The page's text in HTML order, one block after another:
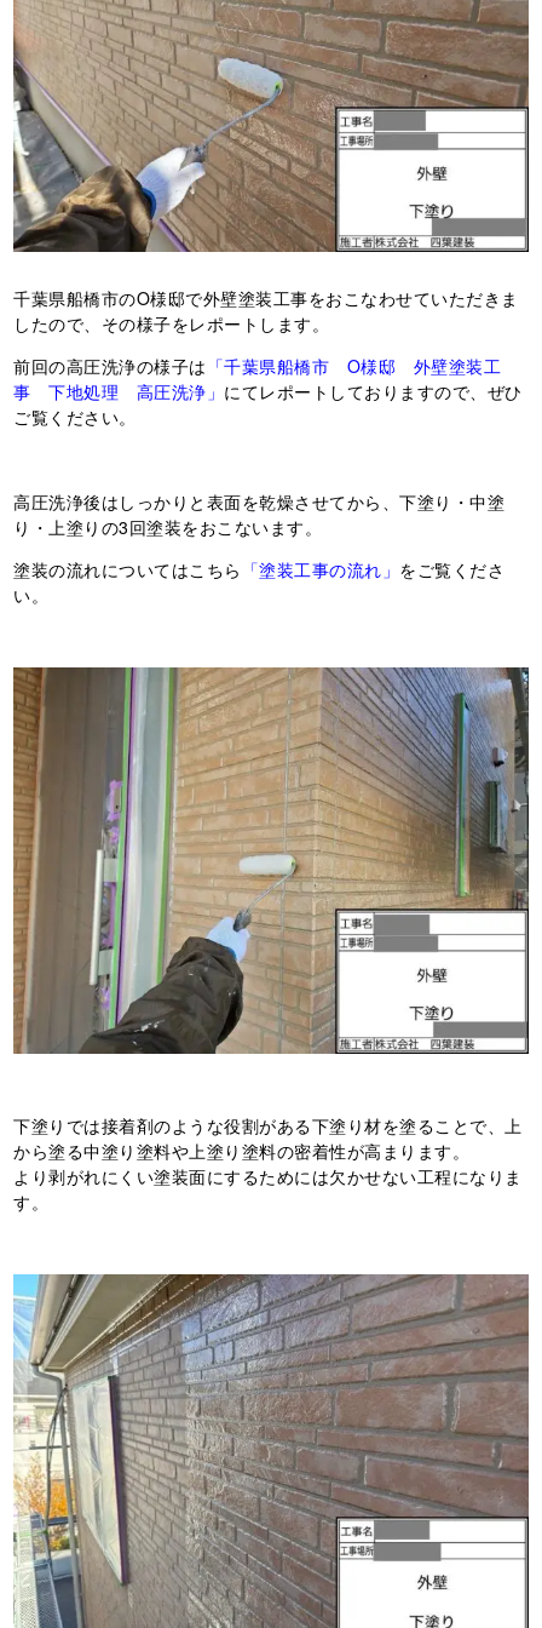
千葉県船橋市のO様邸で外壁塗装工事をおこなわせていただきま
したので、その様子をレポートします。
前回の高圧洗浄の様子は 「千葉県船橋市 O様邸 外壁塗装工
事 下地処理 高圧洗浄」 にてレポートしておりますので、ぜひ
ご覧ください。
高圧洗浄後はしっかりと表面を乾燥させてから、下塗り・中塗
り・上塗りの3回塗装をおこないます。
塗装の流れについてはこちら 「塗装工事の流れ」 をご覧くださ
い。
下塗りでは接着剤のような役割がある下塗り材を塗ることで、上
から塗る中塗り塗料や上塗り塗料の密着性が高まります。
より剥がれにくい塗装面にするためには欠かせない工程になりま
す。